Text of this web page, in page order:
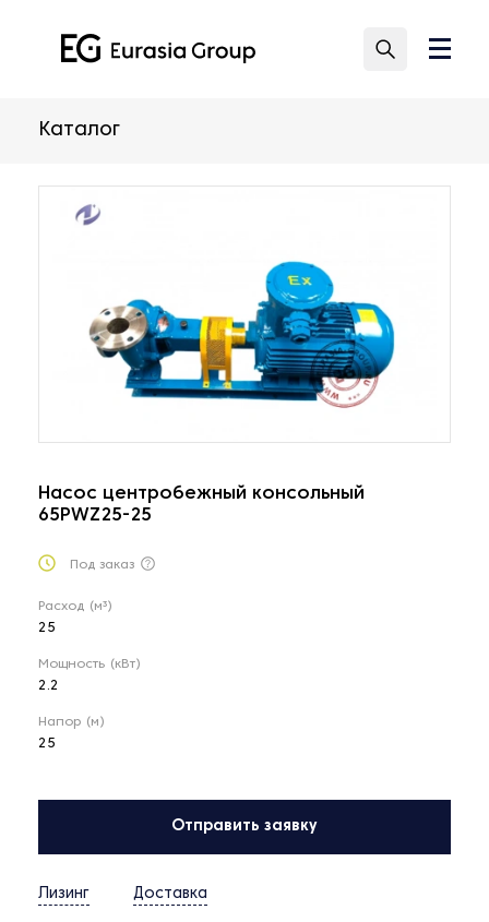
Каталог
Насос центробежный консольный
65PWZ25-25
Под заказ
Расход (м³)
25
Мощность (кВт)
2.2
Напор (м)
25
Отправить заявку
Лизинг Доставка